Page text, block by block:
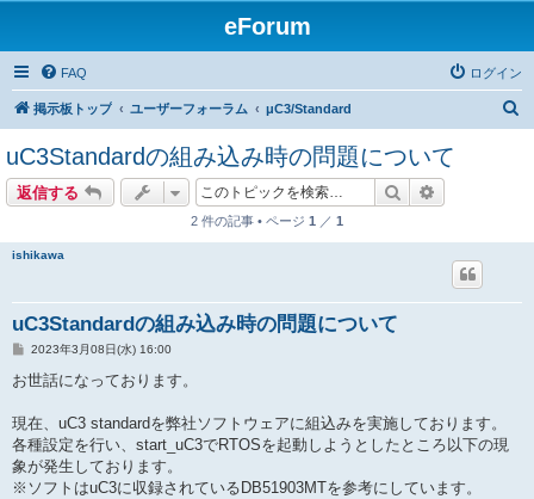
eForum
FAQ ログイン
掲示板トップ ユーザーフォーラム μC3/Standard
uC3Standardの組み込み時の問題について
返信する 検索
2 件の記事 • ページ 1 ／ 1
ishikawa
uC3Standardの組み込み時の問題について
投
記
事
2023年3月08日(水) 16:00
お世話になっております。
現在、uC3 standardを弊社ソフトウェアに組込みを実施しております。
各種設定を行い、start_uC3でRTOSを起動しようとしたところ以下の現
象が発生しております。
※ソフトはuC3に収録されているDB51903MTを参考にしています。